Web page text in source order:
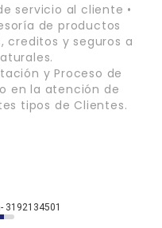
servicio al cliente •
de productos
creditos y seguros a
y Proceso de
en la atención de
tipos de Clientes.
3192134501